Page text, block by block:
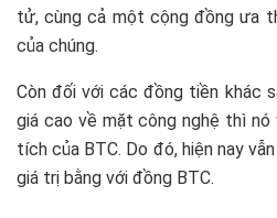
tử, cùng cả một cộng đồng ưa
của chúng.
Còn đối với các đồng tiền khác
giá cao về mặt công nghệ thì nó
tích của BTC. Do đó, hiện nay
giá trị bằng với đồng BTC.